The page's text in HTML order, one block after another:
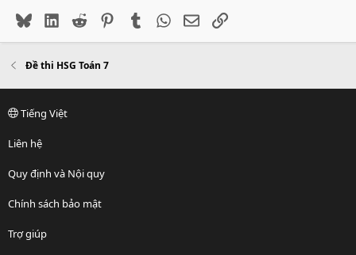
BlueskyLinkedIn
Reddit PinterestTumblr WhatsApp
EmailLink
Đề thi HSG Toán 7
Tiếng Việt
Liên hệ
Quy định và Nội quy
Chính sách bảo mật
Trợ giúp